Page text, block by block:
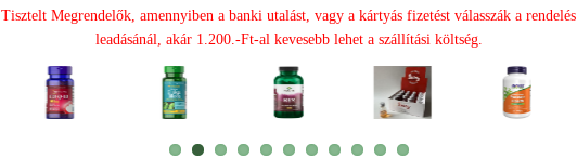
Tisztelt Megrendelők, amennyiben a banki utalást, vagy a kártyás fizetést válasszák a rendelés
leadásánál, akár 1.200.-Ft-al kevesebb lehet a szállítási költség.